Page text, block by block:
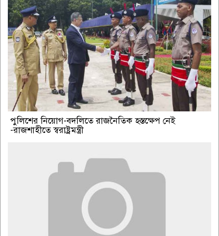
পুলিশের নিয়োগ-বদলিতে রাজনৈতিক হস্তক্ষেপ নেই
-রাজশাহীতে স্বরাষ্ট্রমন্ত্রী